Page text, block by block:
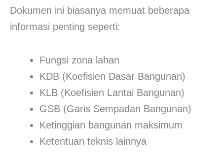
Dokumen ini biasanya memuat beberapa
informasi penting seperti:
Fungsi zona lahan
KDB (Koefisien Dasar Bangunan)
KLB (Koefisien Lantai Bangunan)
GSB (Garis Sempadan Bangunan)
Ketinggian bangunan maksimum
Ketentuan teknis lainnya